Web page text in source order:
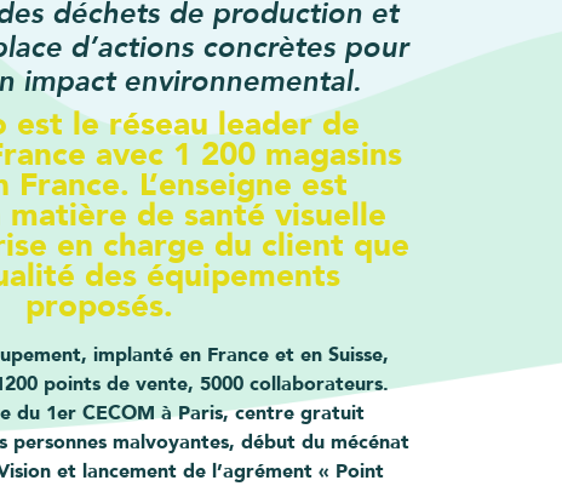
déchets de production et
d’actions concrètes pour
impact environnemental.
est le réseau leader de
avec 1 200 magasins
L’enseigne est
de santé visuelle
en charge du client que
des équipements
proposés.
implanté en France et en Suisse,
points de vente, 5000 collaborateurs.
du 1er CECOM à Paris, centre gratuit
personnes malvoyantes, début du mécénat
et lancement de l’agrément « Point